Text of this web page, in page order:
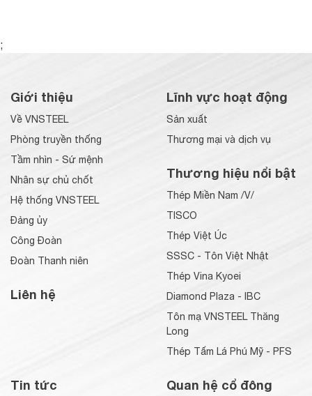
;
Giới thiệu
Về VNSTEEL
Phòng truyền thống
Tầm nhìn - Sứ mệnh
Nhân sự chủ chốt
Hệ thống VNSTEEL
Đảng ủy
Công Đoàn
Đoàn Thanh niên
Liên hệ
Lĩnh vực hoạt động
Sản xuất
Thương mại và dịch vụ
Thương hiệu nổi bật
Thép Miền Nam /V/
TISCO
Thép Việt Úc
SSSC - Tôn Việt Nhật
Thép Vina Kyoei
Diamond Plaza - IBC
Tôn mạ VNSTEEL Thăng
Long
Thép Tấm Lá Phú Mỹ - PFS
Tin tức Quan hệ cổ đông